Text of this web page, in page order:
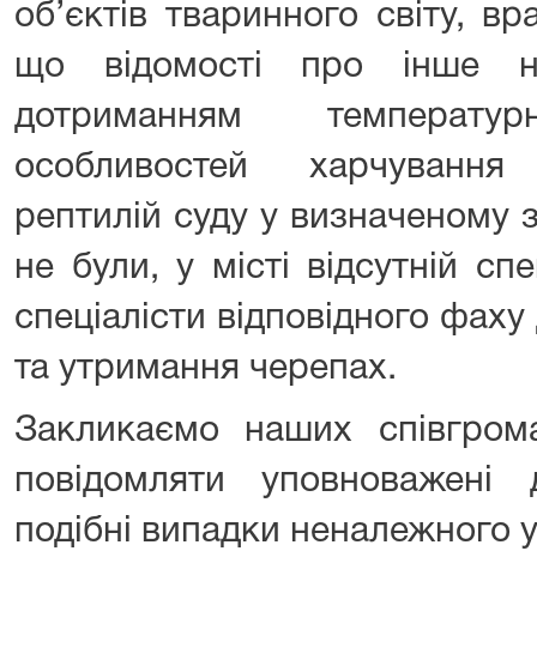
об’єктів тваринного світу,
що відомості про інше
дотриманням
особливостей
рептилій суду у визначеному
не були, у місті відсутній
спеціалісти відповідного
та утримання черепах.
Закликаємо наших
повідомляти
подібні випадки неналежного